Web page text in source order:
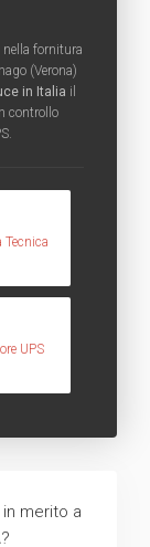
nella fornitura
(Verona)
in Italia il
controllo
UPS
merito a
?